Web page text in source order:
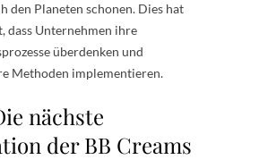
den Planeten schonen. Dies hat
dass Unternehmen ihre
überdenken und
Methoden implementieren.
nächste
der BB Creams